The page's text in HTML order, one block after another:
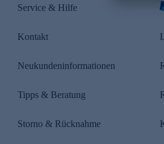
Service & Hilfe
Kontakt
Neukundeninformationen
Tipps & Beratung
Storno & Rücknahme